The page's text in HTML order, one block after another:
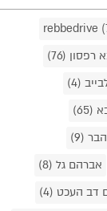
rebbedrive
רפסון (76)
(4)
(9)
אברהם גל (8)
דב העכט (4)